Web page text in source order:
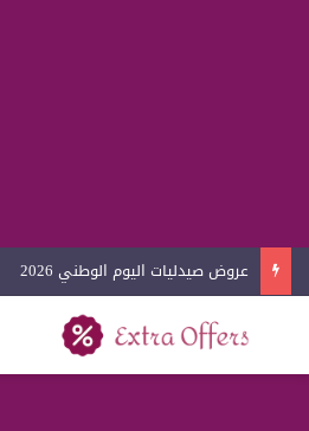
عروض صيدليات اليوم الوطني 2026
بحث عن